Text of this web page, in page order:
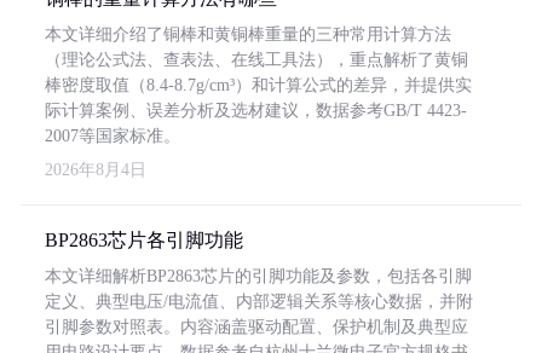
本文详细介绍了铜棒和黄铜棒重量的三种常用计算方法
（理论公式法、查表法、在线工具法），重点解析了黄铜
棒密度取值（8.4-8.7g/cm³）和计算公式的差异，并提供实
际计算案例、误差分析及选材建议，数据参考GB/T 4423-
2007等国家标准。
2026年8月4日
BP2863芯片各引脚功能
本文详细解析BP2863芯片的引脚功能及参数，包括各引脚
定义、典型电压/电流值、内部逻辑关系等核心数据，并附
引脚参数对照表。内容涵盖驱动配置、保护机制及典型应